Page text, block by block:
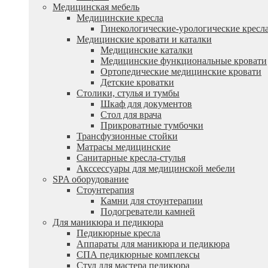
Медицинская мебель
Медицинские кресла
Гинекологические-урологические
Медицинские кровати и каталки
Медицинские каталки
Медицинские функциональные кровати
Ортопедические медицинские кровати
Детские кроватки
Столики, стулья и тумбы
Шкаф для документов
Стол для врача
Прикроватные тумбочки
Трансфузионные стойки
Матрасы медицинские
Санитарные кресла-стулья
Акссессуары для медицинской мебели
SPA оборудование
Стоунтерапия
Камни для стоунтерапии
Подогреватели камней
Для маникюра и педикюра
Педикюрные кресла
Аппараты для маникюра и педикюра
СПА педикюрные комплексы
Стул для мастера педикюра